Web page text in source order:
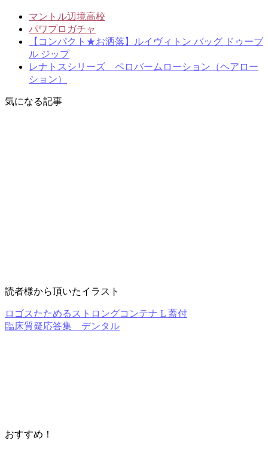
マントル辺境高校
パワプロガチャ
【コンパクト★お洒落】ルイヴィトン バッグ ドゥーブ
ル ジップ
レナトスシリーズ ペロバームローション（ヘアロー
ション）
気になる記事
読者様から頂いたイラスト
ロゴスたためるストロングコンテナ L 蓋付
臨床質疑応答集 デンタル
おすすめ！